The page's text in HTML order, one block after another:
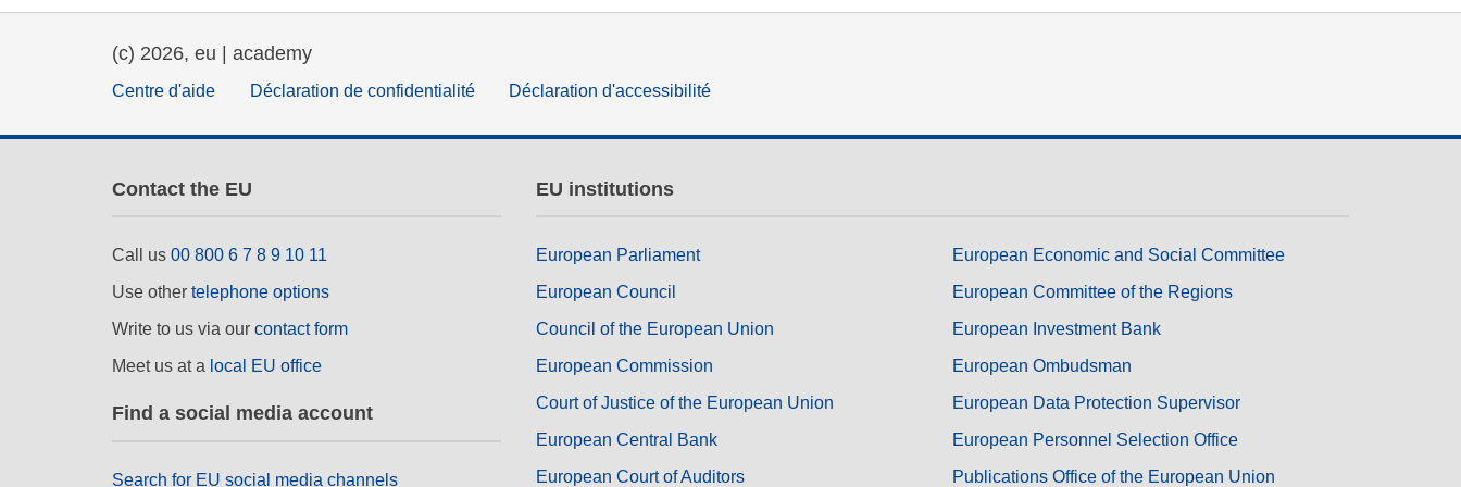
éducation et renforcement des
et environnement
humains, et démocratie
(c) 2026, eu | academy
Centre d'aide Déclaration de confidentialité Déclaration d'accessibilité
Contact the EU
Call us 00 800 6 7 8 9 10 11
Use other telephone options
Write to us via our contact form
Meet us at a local EU office
Find a social media account
Search for EU social media channels
EU institutions
European Parliament
European Council
Council of the European Union
European Commission
Court of Justice of the European Union
European Central Bank
European Court of Auditors
European Economic and Social Committee
European Committee of the Regions
European Investment Bank
European Ombudsman
European Data Protection Supervisor
European Personnel Selection Office
Publications Office of the European Union